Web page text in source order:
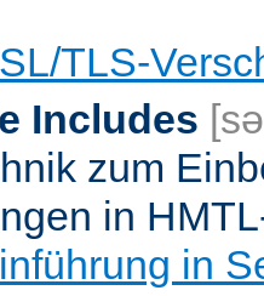
TLS-
Includes
zum
in
in